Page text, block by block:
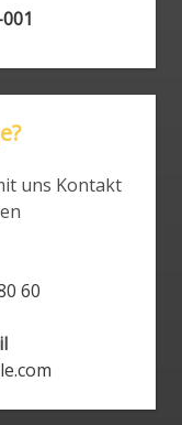
uns Kontakt
60